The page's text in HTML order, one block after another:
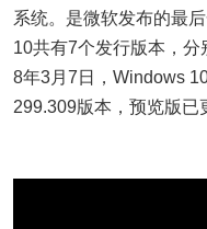
系统。是微软发布的最
10共有7个发行版本，
8年3月7日，Windows
299.309版本，预览版已